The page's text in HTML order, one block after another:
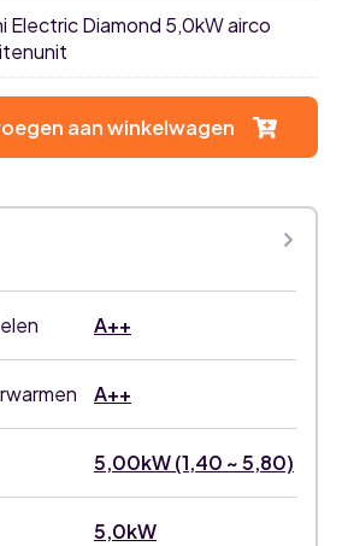
Electric Diamond 5,0kW airco
aan winkelwagen
A++
A++
5,00kW (1,40 ~ 5,80)
5,0kW